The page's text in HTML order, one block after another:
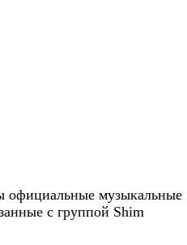
официальные музыкальные
с группой Shim